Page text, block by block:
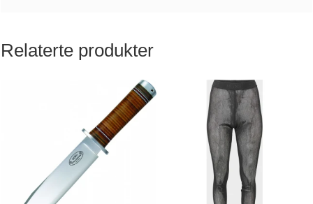
Relaterte produkter